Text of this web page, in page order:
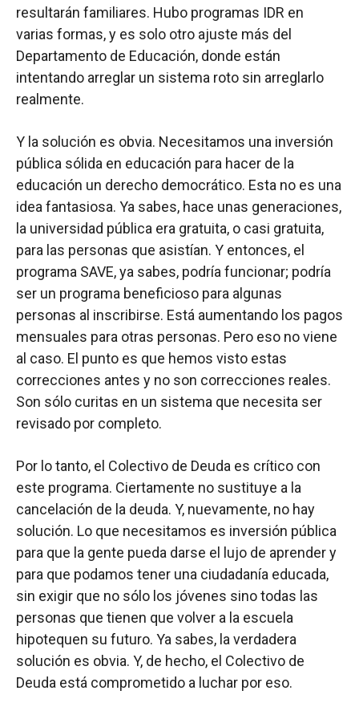
resultarán familiares. Hubo programas IDR en
varias formas, y es solo otro ajuste más del
Departamento de Educación, donde están
intentando arreglar un sistema roto sin arreglarlo
realmente.
Y la solución es obvia. Necesitamos una inversión
pública sólida en educación para hacer de la
educación un derecho democrático. Esta no es una
idea fantasiosa. Ya sabes, hace unas generaciones,
la universidad pública era gratuita, o casi gratuita,
para las personas que asistían. Y entonces, el
programa SAVE, ya sabes, podría funcionar; podría
ser un programa beneficioso para algunas
personas al inscribirse. Está aumentando los pagos
mensuales para otras personas. Pero eso no viene
al caso. El punto es que hemos visto estas
correcciones antes y no son correcciones reales.
Son sólo curitas en un sistema que necesita ser
revisado por completo.
Por lo tanto, el Colectivo de Deuda es crítico con
este programa. Ciertamente no sustituye a la
cancelación de la deuda. Y, nuevamente, no hay
solución. Lo que necesitamos es inversión pública
para que la gente pueda darse el lujo de aprender y
para que podamos tener una ciudadanía educada,
sin exigir que no sólo los jóvenes sino todas las
personas que tienen que volver a la escuela
hipotequen su futuro. Ya sabes, la verdadera
solución es obvia. Y, de hecho, el Colectivo de
Deuda está comprometido a luchar por eso.